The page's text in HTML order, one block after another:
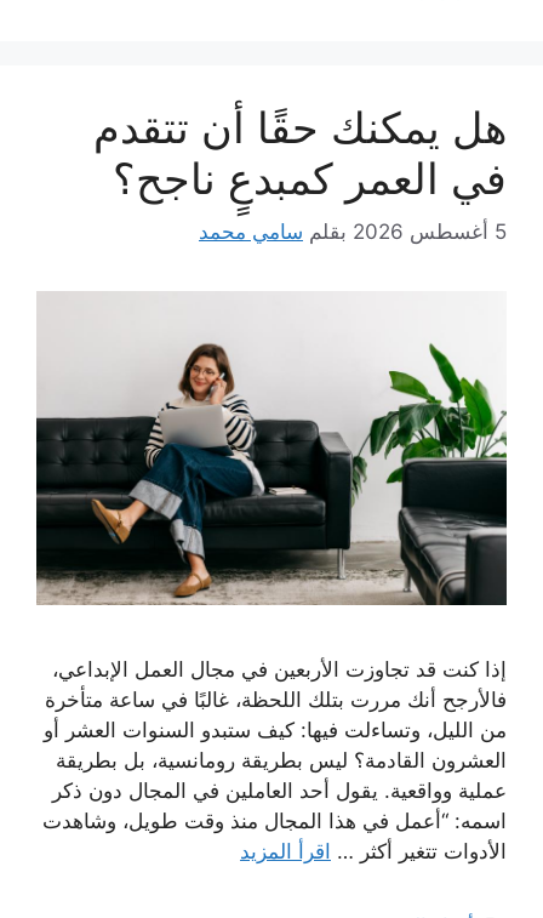
هل يمكنك حقًا أن تتقدم
في العمر كمبدعٍ ناجح؟
5 أغسطس 2026 بقلم سامي محمد
إذا كنت قد تجاوزت الأربعين في مجال العمل الإبداعي،
فالأرجح أنك مررت بتلك اللحظة، غالبًا في ساعة متأخرة
من الليل، وتساءلت فيها: كيف ستبدو السنوات العشر أو
العشرون القادمة؟ ليس بطريقة رومانسية، بل بطريقة
عملية وواقعية. يقول أحد العاملين في المجال دون ذكر
اسمه: “أعمل في هذا المجال منذ وقت طويل، وشاهدت
الأدوات تتغير أكثر … اقرأ المزيد